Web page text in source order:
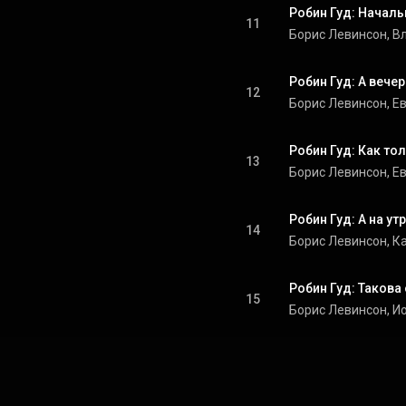
11
Робин Гуд:
12
Робин Гуд: А
13
Робин Гуд: Как
14
Робин Гуд: А на
15